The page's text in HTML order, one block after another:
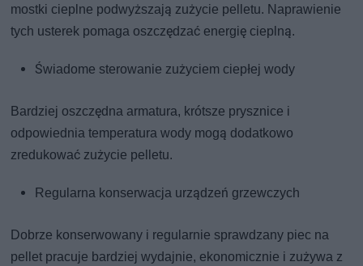
mostki cieplne podwyższają zużycie pelletu. Naprawienie
tych usterek pomaga oszczędzać energię cieplną.
Świadome sterowanie zużyciem ciepłej wody
Bardziej oszczędna armatura, krótsze prysznice i
odpowiednia temperatura wody mogą dodatkowo
zredukować zużycie pelletu.
Regularna konserwacja urządzeń grzewczych
Dobrze konserwowany i regularnie sprawdzany piec na
pellet pracuje bardziej wydajnie, ekonomicznie i zużywa z